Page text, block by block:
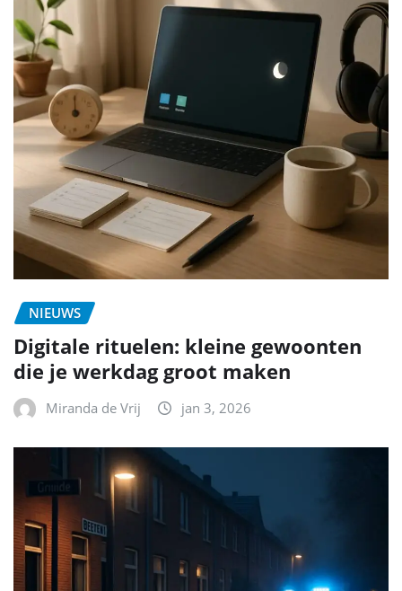
NIEUWS
Digitale rituelen: kleine gewoonten
die je werkdag groot maken
Miranda de Vrij jan 3, 2026